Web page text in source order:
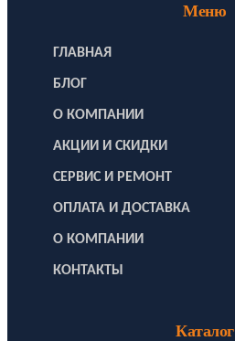
Меню
ГЛАВНАЯ
БЛОГ
О КОМПАНИИ
АКЦИИ И СКИДКИ
СЕРВИС И РЕМОНТ
ОПЛАТА И ДОСТАВКА
О КОМПАНИИ
КОНТАКТЫ
Каталог